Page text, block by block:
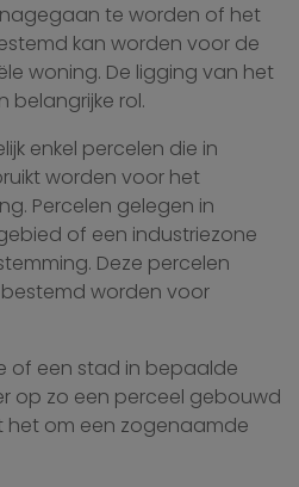
te worden of het
kan worden voor de
woning. De ligging van het
belangrijke rol.
enkel percelen die in
worden voor het
Percelen gelegen in
of een industriezone
Deze percelen
worden voor
of een stad in bepaalde
op zo een perceel gebouwd
om een zogenaamde